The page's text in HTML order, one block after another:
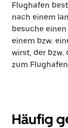
Flughafen
nach einem
besuche einen
einem bzw.
wirst, der bzw.
zum
Häufig